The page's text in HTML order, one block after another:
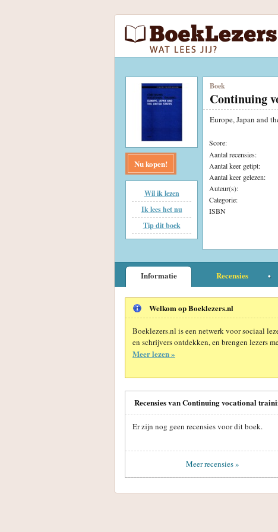
Nu kopen!
Wil ik lezen
Ik lees het nu
Tip dit boek
Boek
Continuing
Europe, Japan and
Score:
Aantal recensies:
Aantal keer getipt:
Aantal keer gelezen:
Auteur(s):
Categorie:
ISBN
Informatie Recensies
Welkom op Boeklezers.nl
Boeklezers.nl is een netwerk voor sociaal
en schrijvers ontdekken, en brengen lezers
Meer lezen »
Recensies van Continuing vocational
Er zijn nog geen recensies voor dit boek.
Meer recensies »